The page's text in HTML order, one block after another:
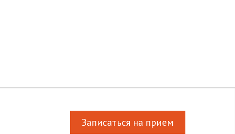
Записаться на прием